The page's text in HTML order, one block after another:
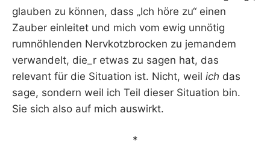
glauben zu können, dass „Ich höre zu“ einen
Zauber einleitet und mich vom ewig unnötig
rumnöhlenden Nervkotzbrocken zu jemandem
verwandelt, die_r etwas zu sagen hat, das
relevant für die Situation ist. Nicht, weil ich das
sage, sondern weil ich Teil dieser Situation bin.
Sie sich also auf mich auswirkt.
*